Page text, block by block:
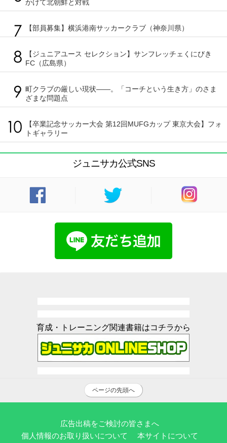
かけて北朝鮮と対戦
【部員募集】横浜港南サッカークラブ（神奈川県）
【ジュニアユース セレクション】サンフレッチェくにびき
FC（広島県）
町クラブの厳しい現状――。「コーチという生き方」のさま
ざまな問題点
【卒業記念サッカー大会 第12回MUFGカップ 東京大会】フォ
トギャラリー
ジュニサカ公式SNS
育成・トレーニング関連書籍はコチラから
ページの先頭へ
広告出稿をご検討の皆さまへ
個人情報のお取り扱いについて
本サイトについて